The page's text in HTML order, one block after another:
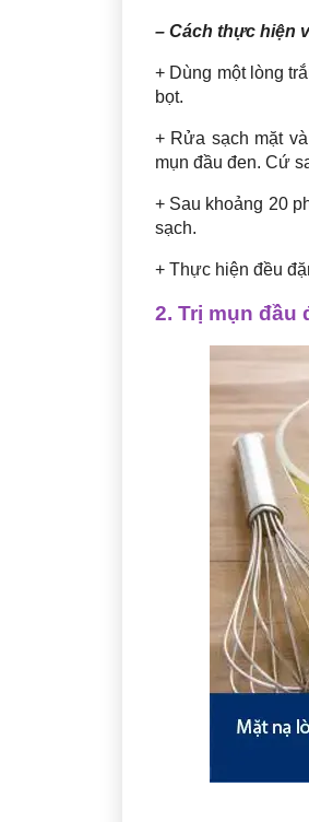
– Cách thực hiện
+ Dùng một lòng
bọt.
+ Rửa sạch mặt
mụn đầu đen. Cứ
+ Sau khoảng 20
sạch.
+ Thực hiện đều
2. Trị mụn đầu